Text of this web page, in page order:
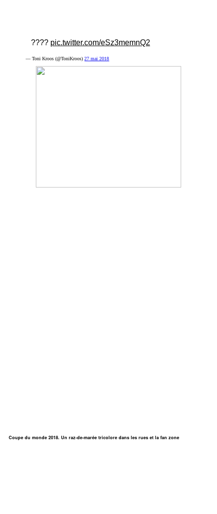
???? pic.twitter.com/eSz3memnQ2
— Toni Kroos (@ToniKroos)27 mai 2018
Coupe du monde 2018. Un raz-de-marée tricolore dans les rues et la fan zone